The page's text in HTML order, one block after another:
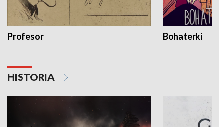
Profesor Bohaterki
HISTORIA